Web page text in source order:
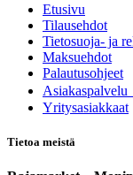
Etusivu
Tilausehdot
Tietosuoja- ja
Maksuehdot
Palautusohjeet
Asia​k​aspalvelu
​Yritysasiakkaat
Tietoa meistä